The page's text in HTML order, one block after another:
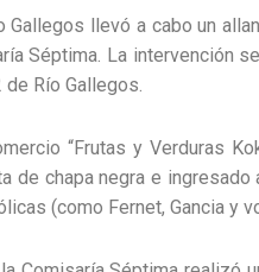
llevó a cabo un
Séptima. La intervención
Río Gallegos.
“Frutas y Verduras
de chapa negra e
(como Fernet, Gancia y